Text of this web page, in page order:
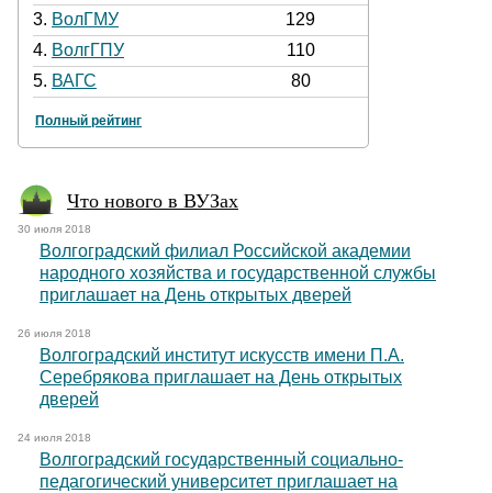
3. ВолГМУ
129
4. ВолгГПУ
110
5. ВАГС 80
Полный рейтинг
Что нового в ВУЗах
30 июля 2018
Волгоградский филиал Российской академии
народного хозяйства и государственной службы
приглашает на День открытых дверей
26 июля 2018
Волгоградский институт искусств имени П.А.
Серебрякова приглашает на День открытых
дверей
24 июля 2018
Волгоградский государственный социально-
педагогический университет приглашает на